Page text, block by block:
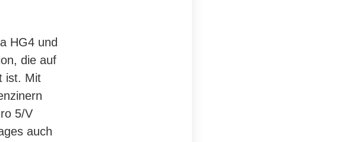
HG4 und
die auf
ist. Mit
5/V
auch